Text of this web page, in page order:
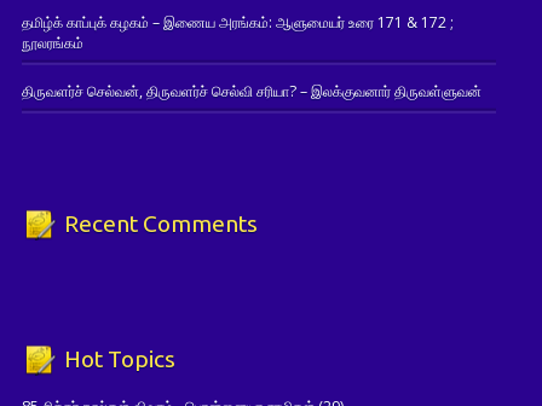
தமிழ்க் காப்புக் கழகம் – இணைய அரங்கம்: ஆளுமையர் உரை 171 & 172 ;
நூலரங்கம்
திருவளர்ச் செல்வன், திருவளர்ச் செல்வி சரியா? – இலக்குவனார் திருவள்ளுவன்
Recent Comments
Hot Topics